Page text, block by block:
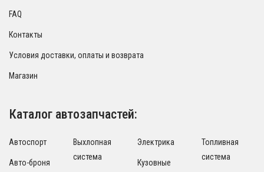
FAQ
Контакты
Условия доставки, оплаты и возврата
Магазин
Каталог автозапчастей:
Автоспорт
Авто-броня
Выхлопная
система
Электрика
Кузовные
Топливная
система